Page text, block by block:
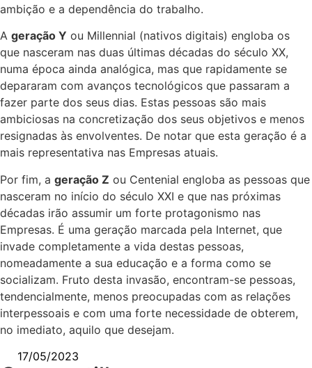
ambição e a dependência do trabalho.
A geração Y ou Millennial (nativos digitais) engloba os
que nasceram nas duas últimas décadas do século XX,
numa época ainda analógica, mas que rapidamente se
depararam com avanços tecnológicos que passaram a
fazer parte dos seus dias. Estas pessoas são mais
ambiciosas na concretização dos seus objetivos e menos
resignadas às envolventes. De notar que esta geração é a
mais representativa nas Empresas atuais.
Por fim, a geração Z ou Centenial engloba as pessoas que
nasceram no início do século XXI e que nas próximas
décadas irão assumir um forte protagonismo nas
Empresas. É uma geração marcada pela Internet, que
invade completamente a vida destas pessoas,
nomeadamente a sua educação e a forma como se
socializam. Fruto desta invasão, encontram-se pessoas,
tendencialmente, menos preocupadas com as relações
interpessoais e com uma forte necessidade de obterem,
no imediato, aquilo que desejam.
17/05/2023